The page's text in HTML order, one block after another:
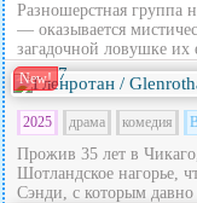
Разношерстная группа
— оказывается
загадочной ловушке их
New! 7
2025 драма комедия
Прожив 35 лет в
Шотландское нагорье,
Сэнди, с которым